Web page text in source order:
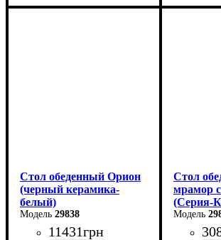
Ширина: 140 (+60) см
Ширина:
Стол обеденный Орион
(черный керамика-
белый)
29838
11431грн
Стол
мрамор
(Серия-